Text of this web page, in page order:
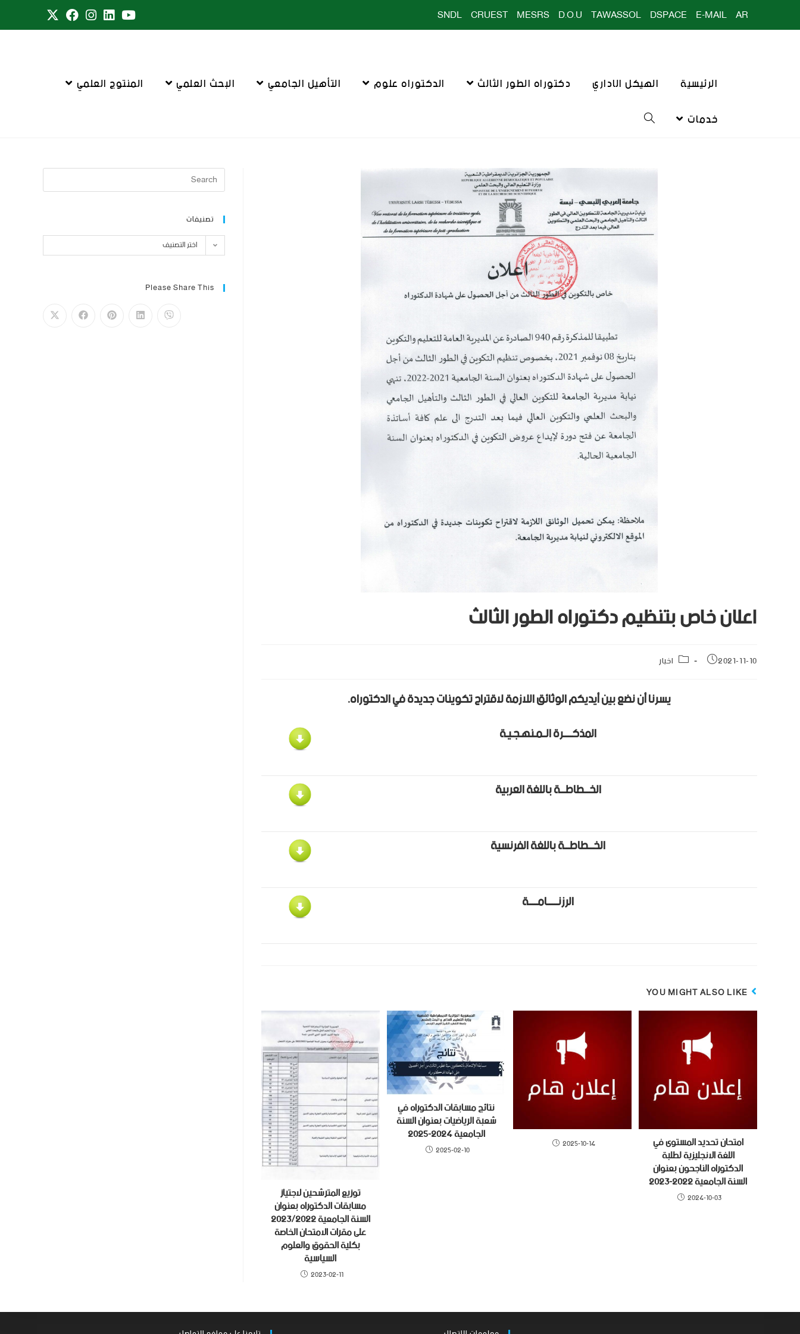
AR
E-MAIL
DSPACE
TAWASSOL
D.O.U
MESRS
CRUEST
SNDL
الرئيسية الهيكل الاداري دكتوراه الطور الثالث الدكتوراه علوم التأهيل الجامعي البحث العلمي
المنتوج العلمي
خدمات
اعلان خاص بتنظيم دكتوراه الطور الثالث
2021-11-10 اخبار
يسرنا أن نضع بين أيديكم الوثائق اللازمة لاقتراح تكوينات جديدة في الدكتوراه.
المذكـــــرة الــمـنهـجـيـة
الخـــطاطـــة باللغة العربية
الخـــطاطـــة باللغة الفرنسية
الرزنــــــامـــــة
YOU MIGHT ALSO LIKE
توزيع المترشحين لاجتياز
مسابقات الدكتوراه بعنوان
السنة الجامعية 2023/2022
على مقرات الامتحان الخاصة
بكلية الحقوق والعلوم
السياسية
2023-02-11
نتائج مسابقات الدكتوراه في
شعبة الرياضيات بعنوان السنة
الجامعية 2024-2025
2025-02-10 2025-10-14 امتحان تحديد المستوى في
اللغة الانجليزية لطلبة
الدكتوراه الناجحون بعنوان
السنة الجامعية 2022-2023
2024-10-03
تصنيفات
اختر التصنيف
Please Share This